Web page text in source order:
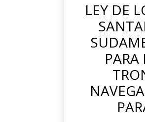
LEY DE
PARA